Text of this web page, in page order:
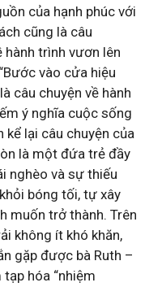
của hạnh phúc với
cũng là câu
hành trình vươn lên
vào cửa hiệu
câu chuyện về hành
ý nghĩa cuộc sống
kể lại câu chuyện của
là một đứa trẻ đầy
nghèo và sự thiếu
bóng tối, tự xây
muốn trở thành. Trên
không ít khó khăn,
gặp được bà Ruth –
hóa “nhiệm